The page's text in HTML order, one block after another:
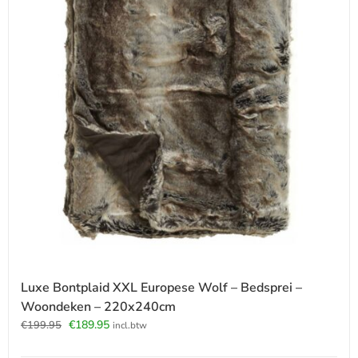
Luxe Bontplaid XXL Europese Wolf – Bedsprei –
Woondeken – 220x240cm
€199.95 Oorspronkelijke
€189.95Huidige
incl.btw